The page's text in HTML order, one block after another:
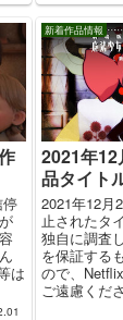
停
は
新着作品情報
2021年
品タイト
2021年12月
止されたタ
独自に調査
を保証する
ので、
ご遠慮くだ